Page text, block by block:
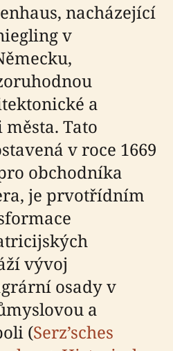
nacházející
v
a
Tato
v roce 1669
obchodníka
je prvotřídním
vývoj
osady v
a
(Serz’sches